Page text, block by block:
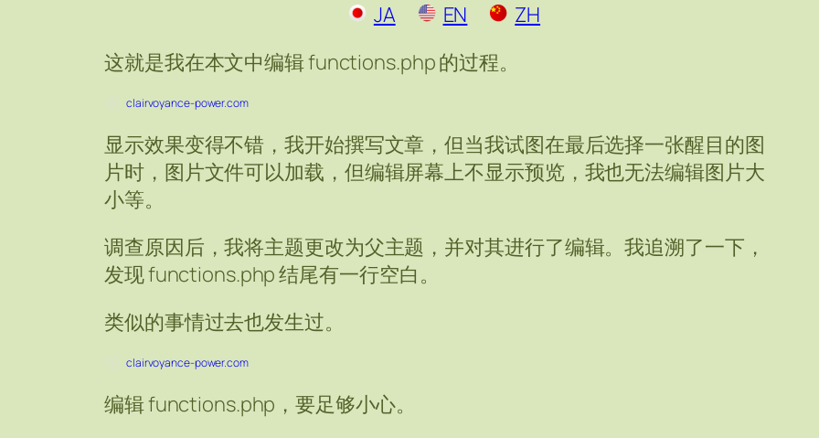
EN
JA
ZH
这就是我在本文中编辑 functions.php 的过程。
clairvoyance-power.com
显示效果变得不错，我开始撰写文章，但当我试图在最后选择一张醒目的图
片时，图片文件可以加载，但编辑屏幕上不显示预览，我也无法编辑图片大
小等。
调查原因后，我将主题更改为父主题，并对其进行了编辑。我追溯了一下，
发现 functions.php 结尾有一行空白。
类似的事情过去也发生过。
clairvoyance-power.com
编辑 functions.php，要足够小心。